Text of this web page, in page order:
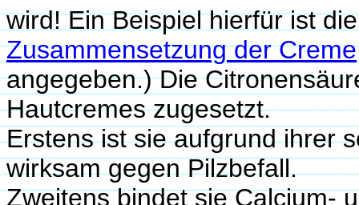
wird! Ein Beispiel hierfür ist
Zusammensetzung der Creme
angegeben.) Die
Hautcremes zugesetzt.
Erstens ist sie aufgrund ihrer
wirksam gegen Pilzbefall.
Zweitens bindet sie Calcium-